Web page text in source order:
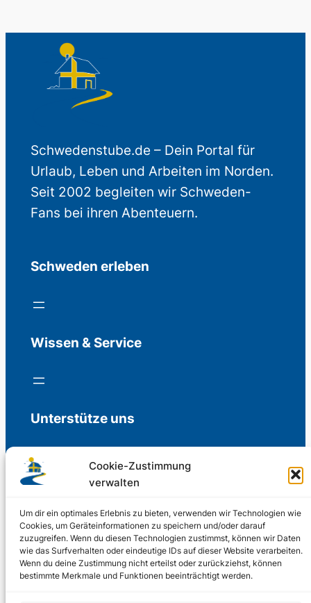
Cookie-Zustimmung
verwalten
Um dir ein optimales Erlebnis zu bieten, verwenden wir Technologien wie
Cookies, um Geräteinformationen zu speichern und/oder darauf
zuzugreifen. Wenn du diesen Technologien zustimmst, können wir Daten
wie das Surfverhalten oder eindeutige IDs auf dieser Website verarbeiten.
Wenn du deine Zustimmung nicht erteilst oder zurückziehst, können
bestimmte Merkmale und Funktionen beeinträchtigt werden.
Schwedenstube.de – Dein Portal für
Urlaub, Leben und Arbeiten im Norden.
Seit 2002 begleiten wir Schweden-
Fans bei ihren Abenteuern.
Schweden erleben
Wissen & Service
Unterstütze uns
Freiwillige Spenden für die Aufrechterhaltung
Support us